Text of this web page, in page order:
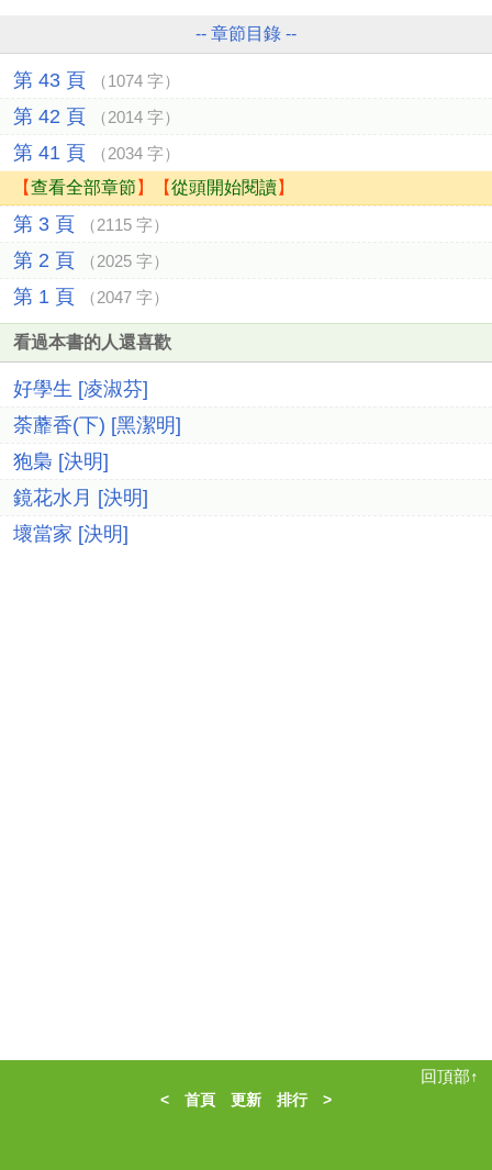
-- 章節目錄 --
第 43 頁 （1074 字）
第 42 頁 （2014 字）
第 41 頁 （2034 字）
【查看全部章節 】【從頭開始閱讀】
第 3 頁 （2115 字）
第 2 頁 （2025 字）
第 1 頁 （2047 字）
看過本書的人還喜歡
好學生 [凌淑芬]
荼蘼香(下) [黑潔明]
狍梟 [決明]
鏡花水月 [決明]
壞當家 [決明]
回頂部↑
< 首頁 更新 排行>